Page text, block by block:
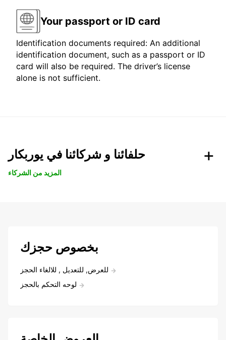
Your passport or ID card
Identification documents required: An additional
identification document, such as a passport or ID
card will also be required. The driver’s license
alone is not sufficient.
حلفائنا و شركائنا في يوربكار
المزيد من الشركاء
بخصوص حجزك
للعرض, للتعديل , للالغاء الحجز
لوحه التحكم بالحجز